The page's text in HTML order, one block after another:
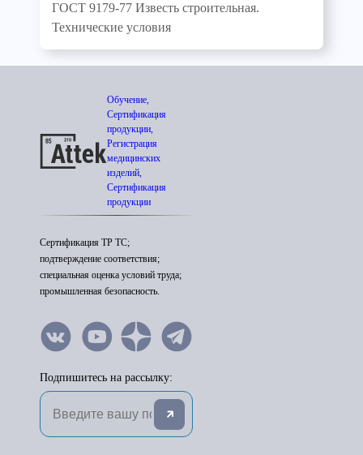
ГОСТ 9179-77 Известь строительная.
Технические условия
Обучение,
Сертификация
продукции,
Регистрация
медицинских
изделий,
Сертификация
продукции
Сертификация ТР ТС;
подтверждение соответствия;
специальная оценка условий труда;
промышленная безопасность.
Подпишитесь на рассылку: